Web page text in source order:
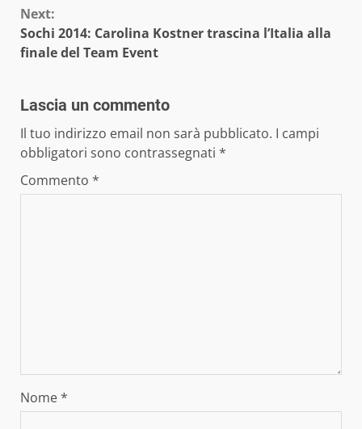
Next:
Sochi 2014: Carolina Kostner trascina l’Italia alla
finale del Team Event
Lascia un commento
Il tuo indirizzo email non sarà pubblicato. I campi
obbligatori sono contrassegnati *
Commento *
Nome*